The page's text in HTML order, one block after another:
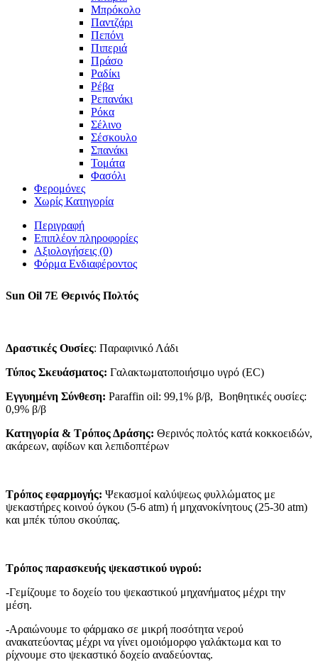
Μπρόκολο
Παντζάρι
Πεπόνι
Πιπεριά
Πράσο
Ραδίκι
Ρέβα
Ρεπανάκι
Ρόκα
Σέλινο
Σέσκουλο
Σπανάκι
Τομάτα
Φασόλι
Φερομόνες
Χωρίς Κατηγορία
Περιγραφή
Επιπλέον πληροφορίες
Αξιολογήσεις (0)
Φόρμα Ενδιαφέροντος
Sun Oil 7E Θερινός Πολτός
Δραστικές Ουσίες: Παραφινικό Λάδι
Τύπος Σκευάσματος: Γαλακτωματοποιήσιμο υγρό (EC)
Εγγυημένη Σύνθεση: Paraffin oil: 99,1% β/β, Βοηθητικές oυσίες:
0,9% β/β
Κατηγορία & Τρόπος Δράσης: Θερινός πολτός κατά κοκκοειδών,
ακάρεων, αφίδων και λεπιδοπτέρων
Τρόπος εφαρμογής: Ψεκασμοί καλύψεως φυλλώματος με
ψεκαστήρες κοινού όγκου (5-6 atm) ή μηχανοκίνητους (25-30 atm)
και μπέκ τύπου σκούπας.
Τρόπος παρασκευής ψεκαστικού υγρού:
-Γεμίζουμε το δοχείο του ψεκαστικού μηχανήματος μέχρι την
μέση.
-Αραιώνουμε το φάρμακο σε μικρή ποσότητα νερού
ανακατεύοντας μέχρι να γίνει ομοιόμορφο γαλάκτωμα και το
ρίχνουμε στο ψεκαστικό δοχείο αναδεύοντας.